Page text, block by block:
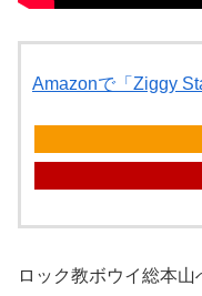
Amazonで「Ziggy
ロック教ボウイ総本